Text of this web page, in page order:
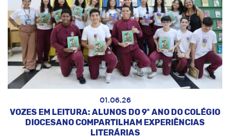
01.06.26
VOZES EM LEITURA: ALUNOS DO 9º ANO DO COLÉGIO
DIOCESANO COMPARTILHAM EXPERIÊNCIAS
LITERÁRIAS